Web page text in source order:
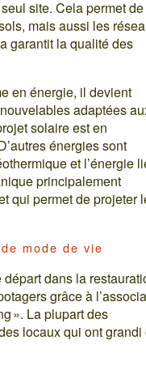
site. Cela permet de
mais aussi les
garantit la qualité des
en énergie, il devient
adaptées
solaire est en
énergies sont
et l’énergie
principalement
qui permet de projeter
mode de vie
dans la
grâce à
». La plupart des
locaux qui ont grandi